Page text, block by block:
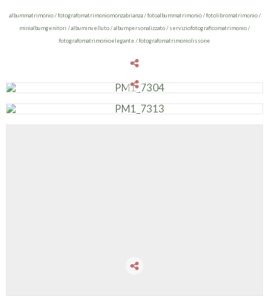
albummatrimonio / fotografomatrimoniomonzabrianza / fotoalbummatrimonio / fotolibromatrimonio /
minialbumgenitori / albuminvelluto / albumpersonalizzato / serviziofotograficomatrimonio /
fotografomatrimonioelegante / fotografomatrimoniolissone